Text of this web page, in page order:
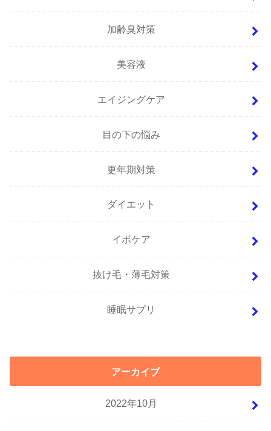
加齢臭対策
美容液
エイジングケア
目の下の悩み
更年期対策
ダイエット
イボケア
抜け毛・薄毛対策
睡眠サプリ
アーカイブ
2022年10月